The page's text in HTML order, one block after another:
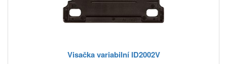
Visačka variabilní ID2002V